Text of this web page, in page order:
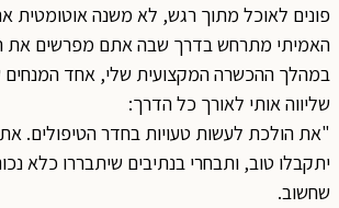
פונים לאוכל מתוך רגש, לא משנה אוטומטית
האמיתי מתרחש בדרך שבה אתם מפרשים את
במהלך ההכשרה המקצועית שלי, אחד
שליווה אותי לאורך כל הדרך:
"את הולכת לעשות טעויות בחדר הטיפולים.
יתקבלו טוב, ותבחרי בנתיבים שיתבררו כלא
שחשוב.